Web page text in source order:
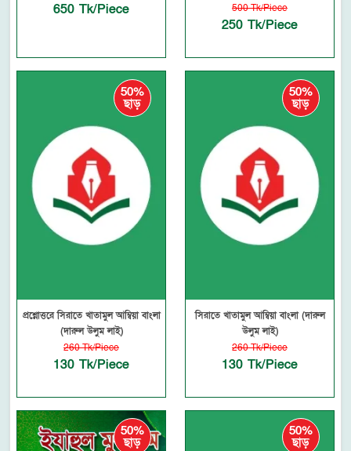
650 Tk/Piece
500 Tk/Piece
250 Tk/Piece
50%
ছাড়
প্রশ্নোত্তরে সিরাতে খাতামুল আম্বিয়া বাংলা
(দারুল উলুম লাই)
260 Tk/Piece
130 Tk/Piece
50%
ছাড়
সিরাতে খাতামুল আম্বিয়া বাংলা (দারুল
উলুম লাই)
260 Tk/Piece
130 Tk/Piece
50%
ছাড়
50%
ছাড়